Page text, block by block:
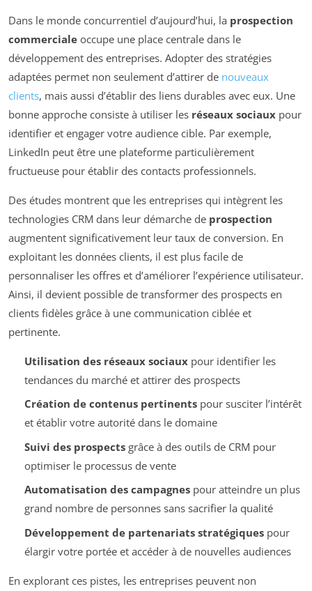
Dans le monde concurrentiel d’aujourd’hui, la prospection
commerciale occupe une place centrale dans le
développement des entreprises. Adopter des stratégies
adaptées permet non seulement d’attirer de nouveaux
clients, mais aussi d’établir des liens durables avec eux. Une
bonne approche consiste à utiliser les réseaux sociaux pour
identifier et engager votre audience cible. Par exemple,
LinkedIn peut être une plateforme particulièrement
fructueuse pour établir des contacts professionnels.
Des études montrent que les entreprises qui intègrent les
technologies CRM dans leur démarche de prospection
augmentent significativement leur taux de conversion. En
exploitant les données clients, il est plus facile de
personnaliser les offres et d’améliorer l’expérience utilisateur.
Ainsi, il devient possible de transformer des prospects en
clients fidèles grâce à une communication ciblée et
pertinente.
Utilisation des réseaux sociauxpour identifier les
tendances du marché et attirer des prospects
Création de contenus pertinentspour susciter l’intérêt
et établir votre autorité dans le domaine
Suivi des prospectsgrâce à des outils de CRM pour
optimiser le processus de vente
Automatisation des campagnespour atteindre un plus
grand nombre de personnes sans sacrifier la qualité
Développement de partenariats stratégiquespour
élargir votre portée et accéder à de nouvelles audiences
En explorant ces pistes, les entreprises peuvent non